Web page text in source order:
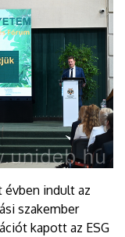
évben indult az
szakember
kapott az ESG